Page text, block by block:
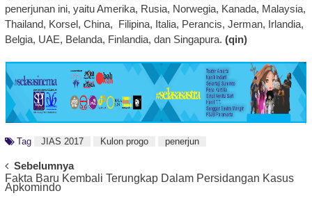
penerjunan ini, yaitu Amerika, Rusia, Norwegia, Kanada, Malaysia,
Thailand, Korsel, China, Filipina, Italia, Perancis, Jerman, Irlandia,
Belgia, UAE, Belanda, Finlandia, dan Singapura. (qin)
Tag JIAS 2017 Kulon progo penerjun
Post
Navigation
Sebelumnya
Fakta Baru Kembali Terungkap Dalam Persidangan Kasus
Apkomindo